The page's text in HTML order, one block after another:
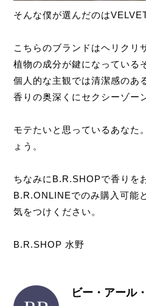
そんな僕が選んだのは
こちらのブランドはヘリクリ
植物の成分が鍵になっている
個人的な主観では清潔感のあ
香りの奥深くにセクシーゾー
モテたいと思っているあなた
ょう。
ちなみにB.R.SHOPで香りを
B.R.ONLINEでのみ購入可能
気をつけください。
B.R.SHOP 水野
ビー・アール